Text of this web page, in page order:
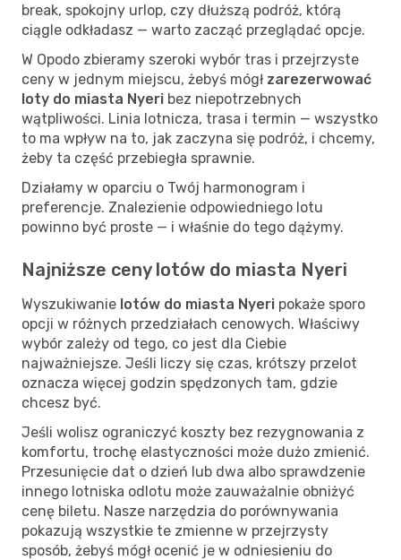
break, spokojny urlop, czy dłuższą podróż, którą
ciągle odkładasz — warto zacząć przeglądać opcje.
W Opodo zbieramy szeroki wybór tras i przejrzyste
ceny w jednym miejscu, żebyś mógł zarezerwować
loty do miasta Nyeri bez niepotrzebnych
wątpliwości. Linia lotnicza, trasa i termin — wszystko
to ma wpływ na to, jak zaczyna się podróż, i chcemy,
żeby ta część przebiegła sprawnie.
Działamy w oparciu o Twój harmonogram i
preferencje. Znalezienie odpowiedniego lotu
powinno być proste — i właśnie do tego dążymy.
Najniższe ceny lotów do miasta Nyeri
Wyszukiwanie lotów do miasta Nyeri pokaże sporo
opcji w różnych przedziałach cenowych. Właściwy
wybór zależy od tego, co jest dla Ciebie
najważniejsze. Jeśli liczy się czas, krótszy przelot
oznacza więcej godzin spędzonych tam, gdzie
chcesz być.
Jeśli wolisz ograniczyć koszty bez rezygnowania z
komfortu, trochę elastyczności może dużo zmienić.
Przesunięcie dat o dzień lub dwa albo sprawdzenie
innego lotniska odlotu może zauważalnie obniżyć
cenę biletu. Nasze narzędzia do porównywania
pokazują wszystkie te zmienne w przejrzysty
sposób, żebyś mógł ocenić je w odniesieniu do